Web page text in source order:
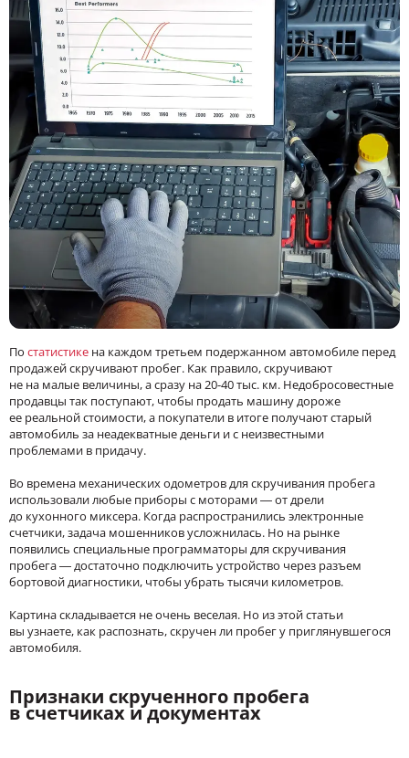
По статистике на каждом третьем подержанном автомобиле перед
продажей скручивают пробег. Как правило, скручивают
не на малые величины, а сразу на 20-40 тыс. км. Недобросовестные
продавцы так поступают, чтобы продать машину дороже
ее реальной стоимости, а покупатели в итоге получают старый
автомобиль за неадекватные деньги и с неизвестными
проблемами в придачу.
Во времена механических одометров для скручивания пробега
использовали любые приборы с моторами — от дрели
до кухонного миксера. Когда распространились электронные
счетчики, задача мошенников усложнилась. Но на рынке
появились специальные программаторы для скручивания
пробега — достаточно подключить устройство через разъем
бортовой диагностики, чтобы убрать тысячи километров.
Картина складывается не очень веселая. Но из этой статьи
вы узнаете, как распознать, скручен ли пробег у приглянувшегося
автомобиля.
Признаки скрученного пробега
в счетчиках и документах